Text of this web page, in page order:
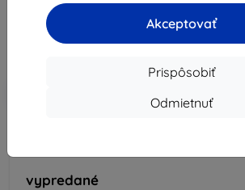
Akceptovať
Prispôsobiť
Odmietnuť
34,05 €
vypredané